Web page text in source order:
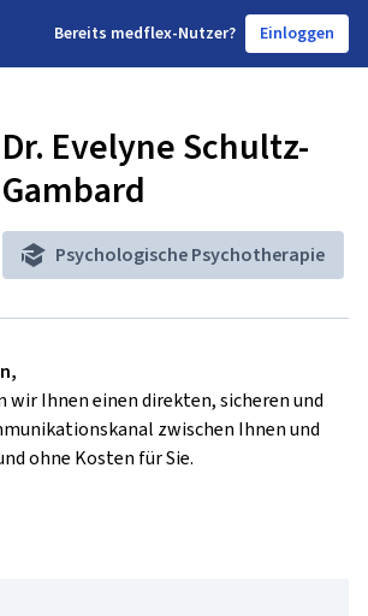
Bereits medflex-Nutzer? Einloggen
Dr. Evelyne Schultz-
Gambard
Psychologische Psychotherapie
Ihnen einen direkten, sicheren und
zwischen Ihnen und
ohne Kosten für Sie.